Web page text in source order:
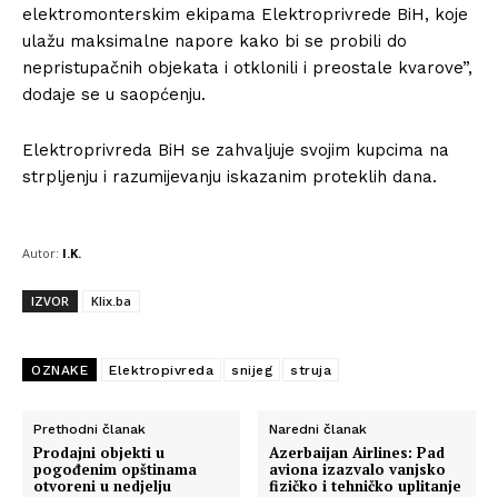
elektromonterskim ekipama Elektroprivrede BiH, koje
ulažu maksimalne napore kako bi se probili do
nepristupačnih objekata i otklonili i preostale kvarove”,
dodaje se u saopćenju.
Elektroprivreda BiH se zahvaljuje svojim kupcima na
strpljenju i razumijevanju iskazanim proteklih dana.
Autor: I.K.
IZVOR Klix.ba
OZNAKE Elektropivreda snijeg struja
Prethodni članak
Prodajni objekti u
pogođenim opštinama
otvoreni u nedjelju
Naredni članak
Azerbaijan Airlines: Pad
aviona izazvalo vanjsko
fizičko i tehničko uplitanje